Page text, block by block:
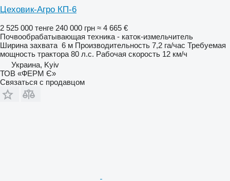
Цеховик-Агро КП-6
2 525 000 тенге 240 000 грн ≈ 4 665 €
Почвообрабатывающая техника - каток-измельчитель
Ширина захвата 6 м Производительность 7,2 га/час Требуемая
мощность трактора 80 л.с. Рабочая скорость 12 км/ч
Украина, Kyiv
ТОВ «ФЕРМ Є»
Связаться с продавцом